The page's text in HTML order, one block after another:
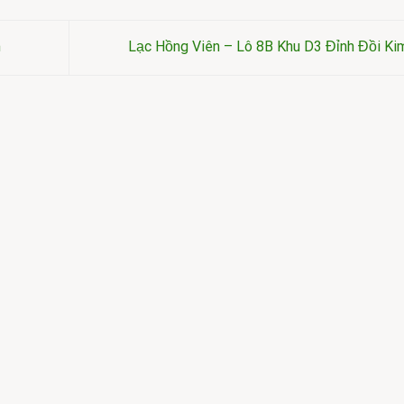
Lạc Hồng Viên – Lô 8B Khu D3 Đỉnh Đồi